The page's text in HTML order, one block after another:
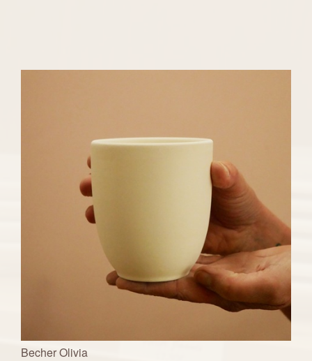
Becher Olivia